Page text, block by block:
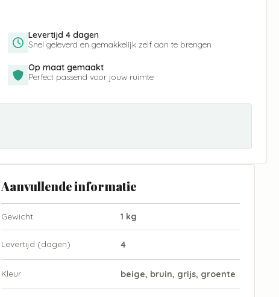
Levertijd 4 dagen
Snel geleverd en gemakkelijk zelf aan te brengen
Op maat gemaakt
Perfect passend voor jouw ruimte
Aanvullende informatie
Gewicht 1 kg
Levertijd (dagen) 4
Kleur beige, bruin, grijs, groente